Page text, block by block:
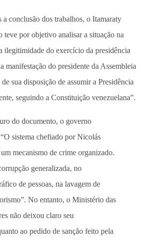
conclusão dos trabalhos, o Itamaraty
teve por objetivo analisar a situação na
ilegitimidade do exercício da presidência
manifestação do presidente da Assembleia
sua disposição de assumir a Presidência
seguindo a Constituição venezuelana”.
do documento, o governo
sistema chefiado por Nicolás
mecanismo de crime organizado.
generalizada, no
de pessoas, na lavagem de
No entanto, o Ministério das
não deixou claro seu
ao pedido de sanção feito pela